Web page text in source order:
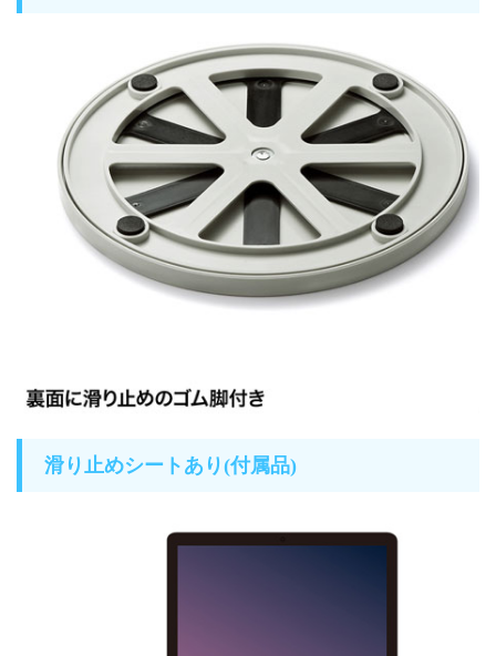
滑り止めシートあり(付属品)